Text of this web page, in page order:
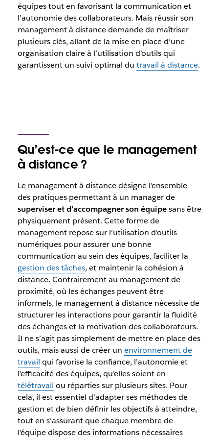
équipes tout en favorisant la communication et
l’autonomie des collaborateurs. Mais réussir son
management à distance demande de maîtriser
plusieurs clés, allant de la mise en place d’une
organisation claire à l’utilisation d’outils qui
garantissent un suivi optimal du travail à distance.
Qu’est-ce que le management
à distance ?
Le management à distance désigne l’ensemble
des pratiques permettant à un manager de
superviser et d’accompagner son équipesans être
physiquement présent. Cette forme de
management repose sur l’utilisation d’outils
numériques pour assurer une bonne
communication au sein des équipes, faciliter la
gestion des tâches, et maintenir la cohésion à
distance. Contrairement au management de
proximité, où les échanges peuvent être
informels, le management à distance nécessite de
structurer les interactions pour garantir la fluidité
des échanges et la motivation des collaborateurs.
Il ne s’agit pas simplement de mettre en place des
outils, mais aussi de créer un environnement de
travail qui favorise la confiance, l’autonomie et
l’efficacité des équipes, qu’elles soient en
télétravail ou réparties sur plusieurs sites. Pour
cela, il est essentiel d’adapter ses méthodes de
gestion et de bien définir les objectifs à atteindre,
tout en s’assurant que chaque membre de
l’équipe dispose des informations nécessaires